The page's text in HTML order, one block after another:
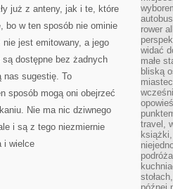
już z anteny, jak i te, które
bo w ten sposób nie ominie
nie jest emitowany, a jego
są dostępne bez żadnych
nas sugestię. To
sposób mogą oni obejrzeć
Nie ma nic dziwnego
i są z tego niezmiernie
i wielce
rower
widać
małe
bliską
travel,